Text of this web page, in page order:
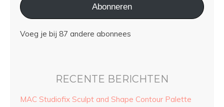
Abonneren
Voeg je bij 87 andere abonnees
RECENTE BERICHTEN
MAC Studiofix Sculpt and Shape Contour Palette